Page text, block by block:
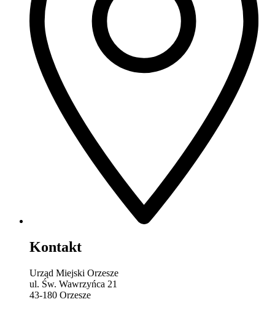
Kontakt
Urząd Miejski Orzesze
ul. Św. Wawrzyńca 21
43-180 Orzesze